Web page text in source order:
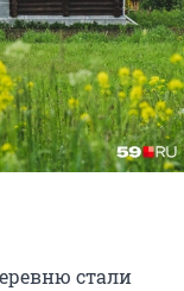
стали